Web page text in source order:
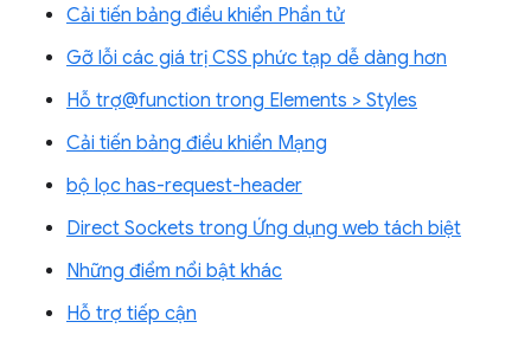
Cải tiến bảng điều khiển Phần tử
Gỡ lỗi các giá trị CSS phức tạp dễ dàng hơn
Hỗ trợ@function trong Elements > Styles
Cải tiến bảng điều khiển Mạng
bộ lọc has-request-header
Direct Sockets trong Ứng dụng web tách biệt
Những điểm nổi bật khác
Hỗ trợ tiếp cận